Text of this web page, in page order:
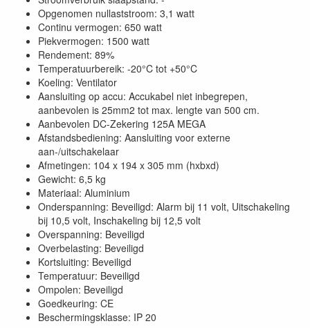
Opgenomen nullaststroom: 3,1 watt
Continu vermogen: 650 watt
Piekvermogen: 1500 watt
Rendement: 89%
Temperatuurbereik: -20°C tot +50°C
Koeling: Ventilator
Aansluiting op accu: Accukabel niet inbegrepen,
aanbevolen is 25mm2 tot max. lengte van 500 cm.
Aanbevolen DC-Zekering 125A MEGA
Afstandsbediening: Aansluiting voor externe
aan-/uitschakelaar
Afmetingen: 104 x 194 x 305 mm (hxbxd)
Gewicht: 6,5 kg
Materiaal: Aluminium
Onderspanning: Beveiligd: Alarm bij 11 volt, Uitschakeling
bij 10,5 volt, Inschakeling bij 12,5 volt
Overspanning: Beveiligd
Overbelasting: Beveiligd
Kortsluiting: Beveiligd
Temperatuur: Beveiligd
Ompolen: Beveiligd
Goedkeuring: CE
Beschermingsklasse: IP 20